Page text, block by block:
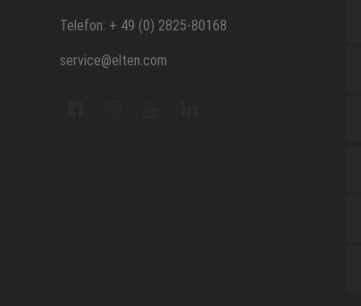
Telefon: + 49 (0) 2825-80168
service@elten.com